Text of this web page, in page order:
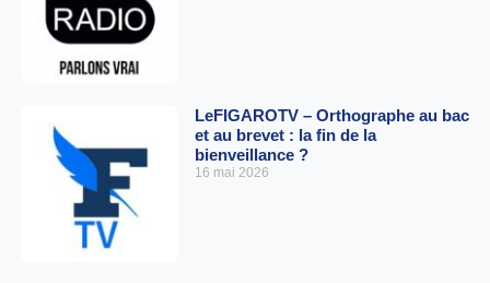
LeFIGAROTV – Orthographe au bac
et au brevet : la fin de la
bienveillance ?
16 mai 2026